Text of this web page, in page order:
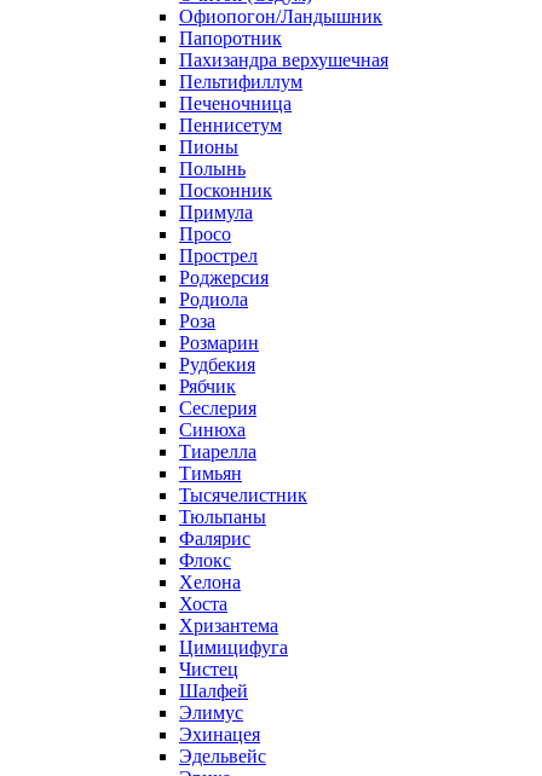
Офиопогон/Ландышник
Папоротник
Пахизандра верхушечная
Пельтифиллум
Печеночница
Пеннисетум
Пионы
Полынь
Посконник
Примула
Просо
Прострел
Роджерсия
Родиола
Роза
Розмарин
Рудбекия
Рябчик
Сеслерия
Синюха
Тиарелла
Тимьян
Тысячелистник
Тюльпаны
Фалярис
Флокс
Хелона
Хоста
Хризантема
Цимицифуга
Чистец
Шалфей
Элимус
Эхинацея
Эдельвейс